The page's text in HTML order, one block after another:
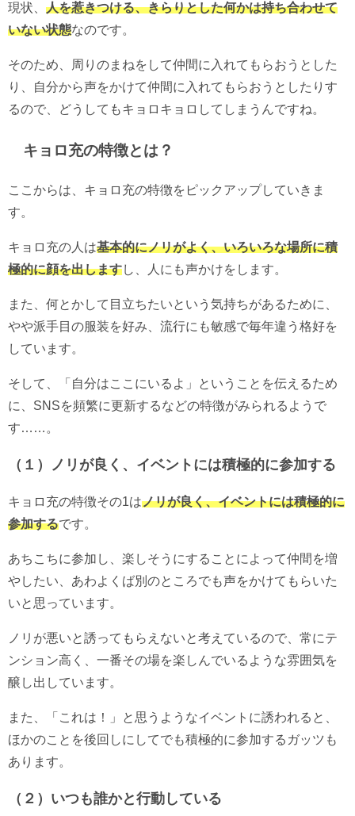
現状、 人を惹きつける、きらりとした何かは持ち合わせて
いない状態なのです。
そのため、周りのまねをして仲間に入れてもらおうとした
り、自分から声をかけて仲間に入れてもらおうとしたりす
るので、どうしてもキョロキョロしてしまうんですね。
キョロ充の特徴とは？
ここからは、キョロ充の特徴をピックアップしていきま
す。
キョロ充の人は基本的にノリがよく、いろいろな場所に積
極的に顔を出しますし、人にも声かけをします。
また、何とかして目立ちたいという気持ちがあるために、
やや派手目の服装を好み、流行にも敏感で毎年違う格好を
しています。
そして、「自分はここにいるよ」ということを伝えるため
に、SNSを頻繁に更新するなどの特徴がみられるようで
す……。
（１）ノリが良く、イベントには積極的に参加する
キョロ充の特徴その1はノリが良く、イベントには積極的に
参加するです。
あちこちに参加し、楽しそうにすることによって仲間を増
やしたい、あわよくば別のところでも声をかけてもらいた
いと思っています。
ノリが悪いと誘ってもらえないと考えているので、常にテ
ンション高く、一番その場を楽しんでいるような雰囲気を
醸し出しています。
また、「これは！」と思うようなイベントに誘われると、
ほかのことを後回しにしてでも積極的に参加するガッツも
あります。
（２）いつも誰かと行動している